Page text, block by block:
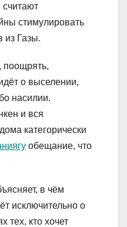
стимулировать
из Газы.
поощрять,
о выселении,
насилии.
и вся
категорически
обещание, что
в чём
исключительно о
тех, кто хочет